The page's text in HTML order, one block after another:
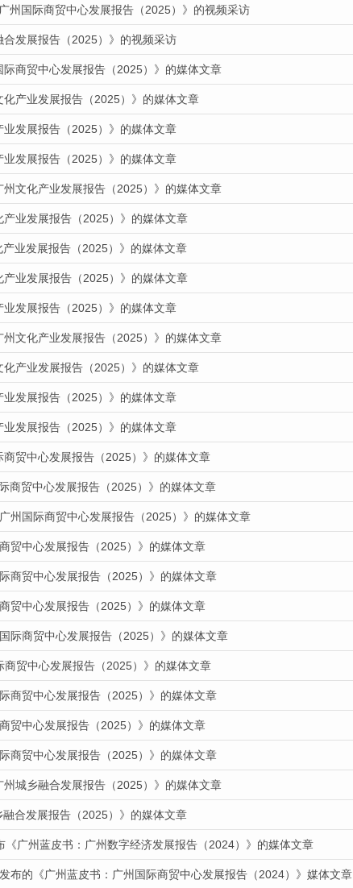
州国际商贸中心发展报告（2025）》的视频采访
发展报告（2025）》的视频采访
商贸中心发展报告（2025）》的媒体文章
产业发展报告（2025）》的媒体文章
发展报告（2025）》的媒体文章
发展报告（2025）》的媒体文章
文化产业发展报告（2025）》的媒体文章
业发展报告（2025）》的媒体文章
业发展报告（2025）》的媒体文章
业发展报告（2025）》的媒体文章
发展报告（2025）》的媒体文章
文化产业发展报告（2025）》的媒体文章
产业发展报告（2025）》的媒体文章
发展报告（2025）》的媒体文章
发展报告（2025）》的媒体文章
贸中心发展报告（2025）》的媒体文章
商贸中心发展报告（2025）》的媒体文章
州国际商贸中心发展报告（2025）》的媒体文章
贸中心发展报告（2025）》的媒体文章
商贸中心发展报告（2025）》的媒体文章
贸中心发展报告（2025）》的媒体文章
际商贸中心发展报告（2025）》的媒体文章
贸中心发展报告（2025）》的媒体文章
商贸中心发展报告（2025）》的媒体文章
贸中心发展报告（2025）》的媒体文章
商贸中心发展报告（2025）》的媒体文章
城乡融合发展报告（2025）》的媒体文章
合发展报告（2025）》的媒体文章
广州蓝皮书：广州数字经济发展报告（2024）》的媒体文章
布的《广州蓝皮书：广州国际商贸中心发展报告（2024）》媒体文章